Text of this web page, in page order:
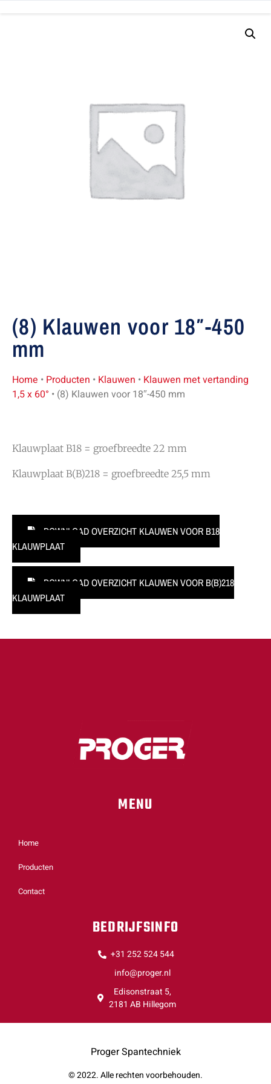
(8) Klauwen voor 18″-450
mm
Home • Producten • Klauwen • Klauwen met vertanding
1,5 x 60° • (8) Klauwen voor 18″-450 mm
Klauwplaat B18 = groefbreedte 22 mm
Klauwplaat B(B)218 = groefbreedte 25,5 mm
DOWNLOAD OVERZICHT KLAUWEN VOOR B18
KLAUWPLAAT
DOWNLOAD OVERZICHT KLAUWEN VOOR B(B)218
KLAUWPLAAT
MENU
Home
Producten
Contact
BEDRIJFSINFO
+31 252 524 544
info@proger.nl
Edisonstraat 5,
2181 AB Hillegom
Proger Spantechniek
© 2022. Alle rechten voorbehouden.